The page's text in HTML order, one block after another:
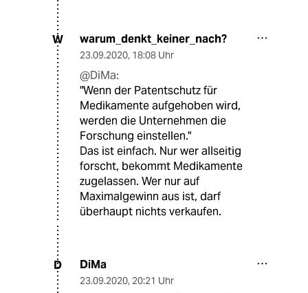
W warum_denkt_keiner_nach?
23.09.2020, 18:08 Uhr
@DiMa:
"Wenn der Patentschutz für
Medikamente aufgehoben wird,
werden die Unternehmen die
Forschung einstellen."
Das ist einfach. Nur wer allseitig
forscht, bekommt Medikamente
zugelassen. Wer nur auf
Maximalgewinn aus ist, darf
überhaupt nichts verkaufen.
D DiMa
23.09.2020, 20:21 Uhr